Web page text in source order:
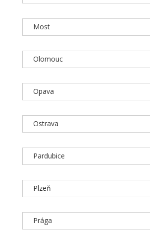
Most
Olomouc
Opava
Ostrava
Pardubice
Plzeň
Prága